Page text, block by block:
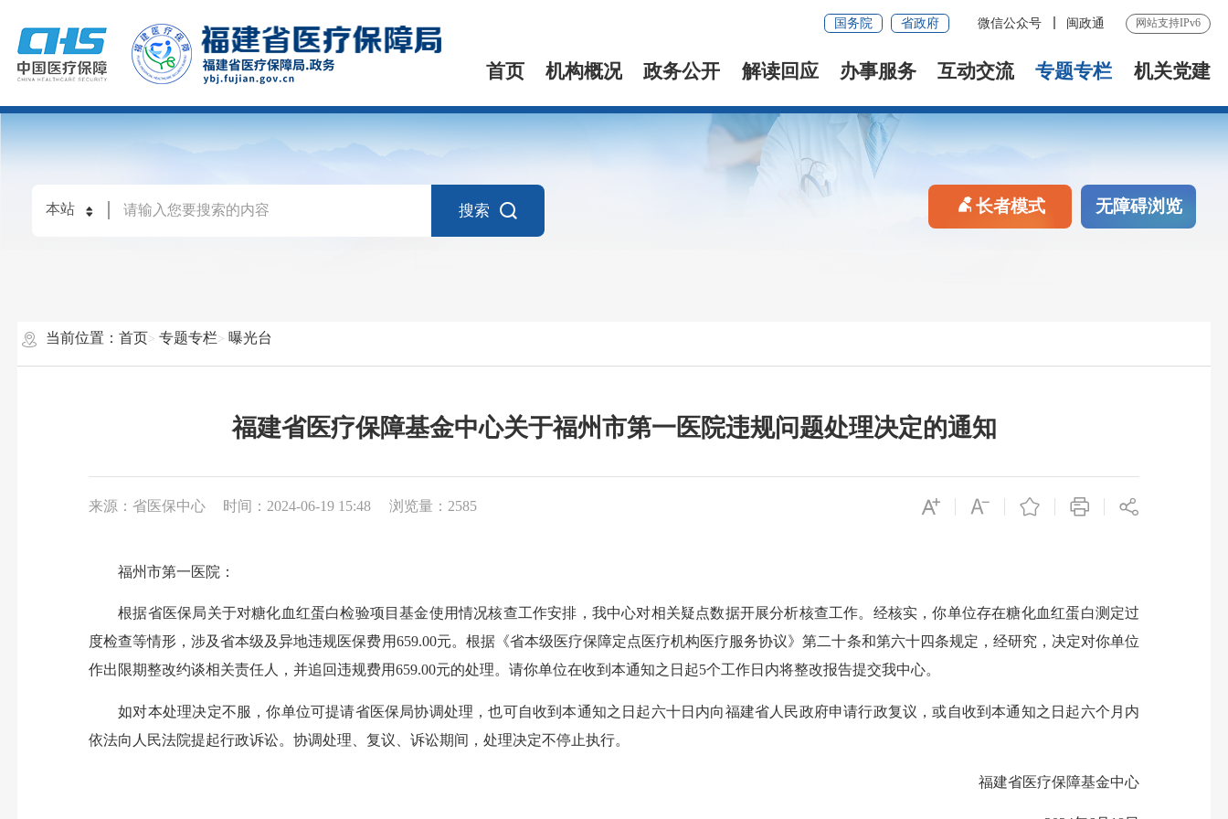
国务院 省政府 微信公众号 闽政通 网站支持IPv6
首页 机构概况 政务公开 解读回应 办事服务 互动交流 专题专栏 机关党建
搜索 长者模式 无障碍浏览
当前位置： 首页 专题专栏 曝光台
福建省医疗保障基金中心关于福州市第一医院违规问题处理决定的通知
来源：省医保中心 时间：2024-06-19 15:48 浏览量：2585
福州市第一医院：
根据省医保局关于对糖化血红蛋白检验项目基金使用情况核查工作安排，我中心对相关疑点数据开展分析核查工作。经核实，你单位存在糖化血红蛋白测定过
度检查等情形，涉及省本级及异地违规医保费用659.00元。根据《省本级医疗保障定点医疗机构医疗服务协议》第二十条和第六十四条规定，经研究，决定对你单位
作出限期整改约谈相关责任人，并追回违规费用659.00元的处理。请你单位在收到本通知之日起5个工作日内将整改报告提交我中心。
如对本处理决定不服，你单位可提请省医保局协调处理，也可自收到本通知之日起六十日内向福建省人民政府申请行政复议，或自收到本通知之日起六个月内
依法向人民法院提起行政诉讼。协调处理、复议、诉讼期间，处理决定不停止执行。
福建省医疗保障基金中心